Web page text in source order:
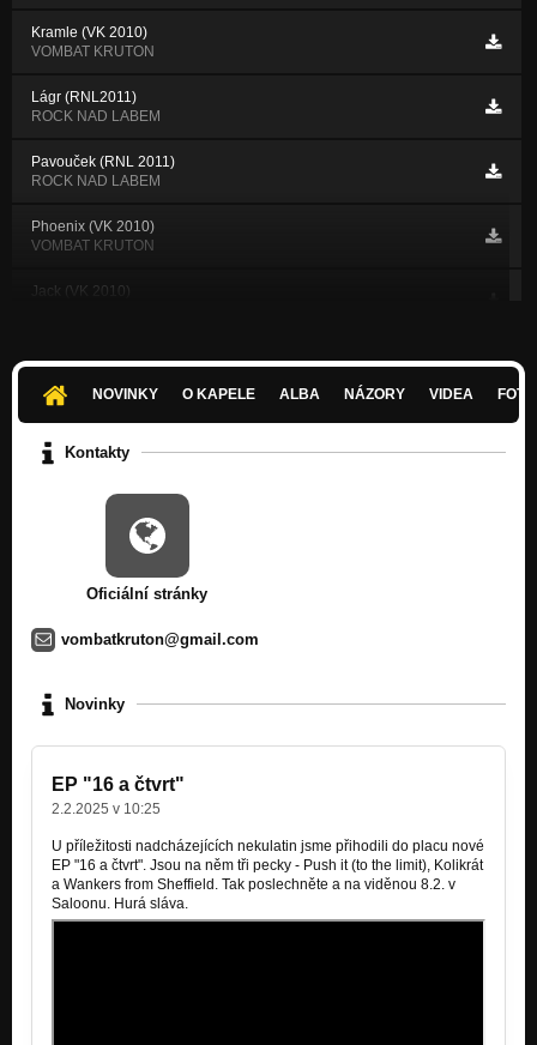
Kramle (VK 2010)
VOMBAT KRUTON
Lágr (RNL2011)
ROCK NAD LABEM
Pavouček (RNL 2011)
ROCK NAD LABEM
Phoenix (VK 2010)
VOMBAT KRUTON
Jack (VK 2010)
Intero Aporver (2014)
INTERO APORVER
VOMBAT KRUTON
VOMBAT KRUTON
VOMBAT KRUTON
VOMBAT KRUTON
Magor (VK 2010)
Mother (VK 2010)
Siren Song (VK 2010)
VOMBAT KRUTON
NOVINKY O KAPELE ALBA NÁZORY VIDEA
Kontakty
Oficiální stránky
vombatkruton@gmail.com
Novinky
EP "16 a čtvrt"
2.2.2025 v 10:25
U příležitosti nadcházejících nekulatin jsme přihodili do placu nové
EP "16 a čtvrt". Jsou na něm tři pecky - Push it (to the limit), Kolikrát
a Wankers from Sheffield. Tak poslechněte a na viděnou 8.2. v
Saloonu. Hurá sláva.